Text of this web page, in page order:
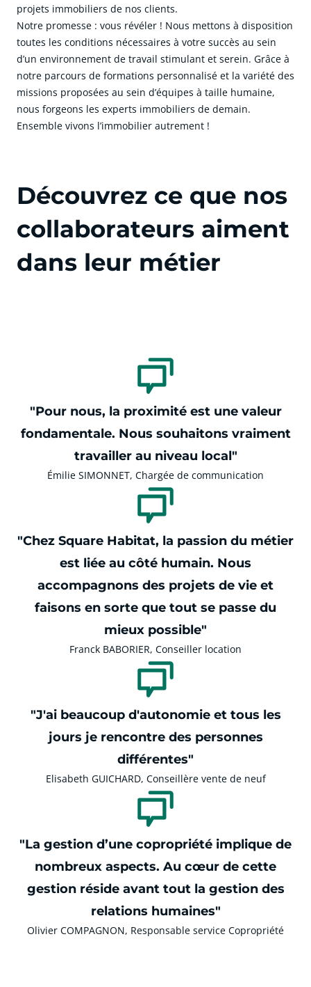
projets immobiliers de nos clients.
Notre promesse : vous révéler ! Nous mettons à disposition
toutes les conditions nécessaires à votre succès au sein
d’un environnement de travail stimulant et serein. Grâce à
notre parcours de formations personnalisé et la variété des
missions proposées au sein d’équipes à taille humaine,
nous forgeons les experts immobiliers de demain.
Ensemble vivons l’immobilier autrement !
Découvrez ce que nos
collaborateurs aiment
dans leur métier
"Pour nous, la proximité est une valeur
fondamentale. Nous souhaitons vraiment
travailler au niveau local"
Émilie SIMONNET, Chargée de communication
"Chez Square Habitat, la passion du métier
est liée au côté humain. Nous
accompagnons des projets de vie et
faisons en sorte que tout se passe du
mieux possible"
Franck BABORIER, Conseiller location
"J'ai beaucoup d'autonomie et tous les
jours je rencontre des personnes
différentes"
Elisabeth GUICHARD, Conseillère vente de neuf
"La gestion d’une copropriété implique de
nombreux aspects. Au cœur de cette
gestion réside avant tout la gestion des
relations humaines"
Olivier COMPAGNON, Responsable service Copropriété